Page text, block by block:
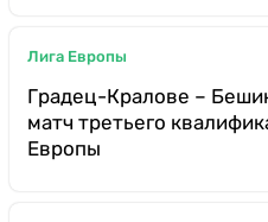
Лига Европы
Градец-Кралове –
матч третьего
Европы